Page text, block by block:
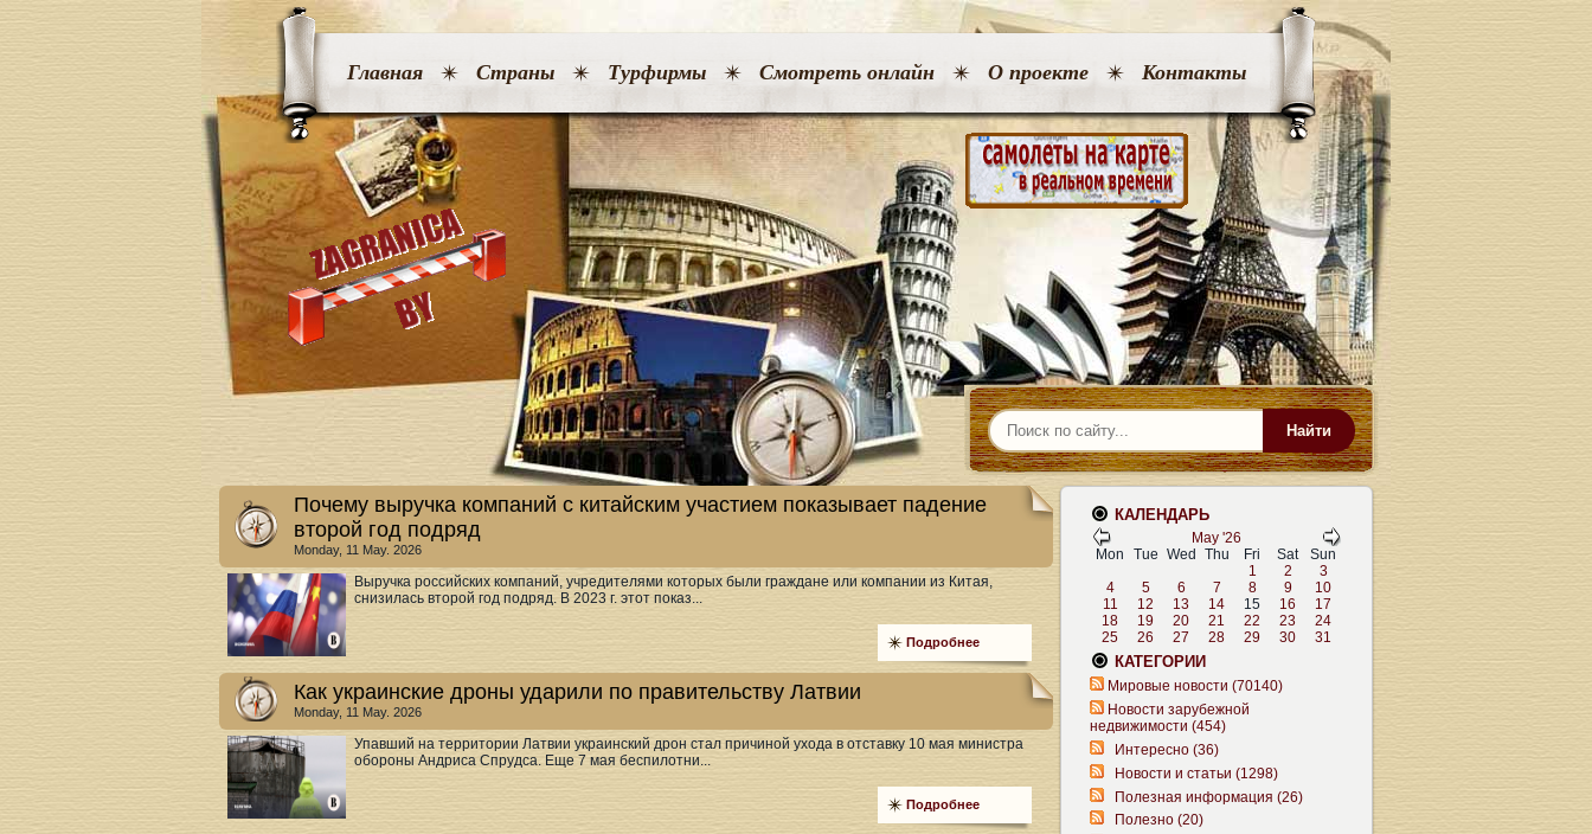
Главная Страны Турфирмы Смотреть онлайн О проекте Контакты
Найти
Почему выручка компаний с китайским участием показывает падение
второй год подряд
Monday, 11 May. 2026
Выручка российских компаний, учредителями которых были граждане или компании из Китая,
снизилась второй год подряд. В 2023 г. этот показ...
Подробнее
Как украинские дроны ударили по правительству Латвии
Monday, 11 May. 2026
Упавший на территории Латвии украинский дрон стал причиной ухода в отставку 10 мая министра
обороны Андриса Спрудса. Еще 7 мая беспилотни...
Подробнее
КАЛЕНДАРЬ
May '26
Mon
Tue Wed Thu Fri Sat
Sun
1
2
3
4
5 6 7 8 9
10
11
12 13 14 15 16
17
18
19 20 21 22 23
24
25
26 27 28 29 30 31
КАТЕГОРИИ
Мировые новости (70140)
Новости зарубежной
недвижимости (454)
Интересно (36)
Новости и статьи (1298)
Полезная информация (26)
Полезно (20)